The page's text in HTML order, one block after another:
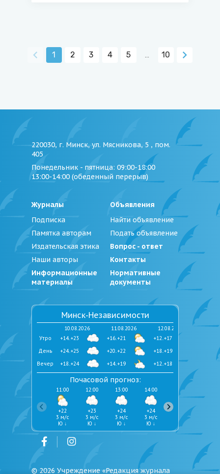
1 2 3 4 5 10
220030, г. Минск, ул. Мясникова, 5 , пом.
405
Понедельник - пятница: 09:00-18:00
13:00-14:00 (обеденный перерыв)
Журналы
Подписка
Памятка авторам
Издательская этика
Наши авторы
Информационные
материалы
Объявления
Найти объявление
Подать объявление
Вопрос - ответ
Контакты
Нормативные
документы
Минск-Независимости
10.08.2026
+14..+23
+24..+25
+18..+24
11.08.2026
+16..+21
+20..+22
+14..+19
12.08.2026
+12..+17
+18..+19
+12..+18
Вечер
День
Утро
Почасовой прогноз:
11:00
+22
3 м/с
Ю ↓
12:00
+23
3 м/с
Ю ↓
13:00
+24
3 м/с
Ю ↓
14:00
+24
3 м/с
Ю ↓
15:00
3 м/с
Ю ↓
©2026 Учреждение «Редакция журнала